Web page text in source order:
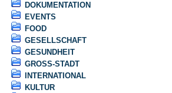
DOKUMENTATION
EVENTS
FOOD
GESELLSCHAFT
GESUNDHEIT
GROSS-STADT
INTERNATIONAL
KULTUR